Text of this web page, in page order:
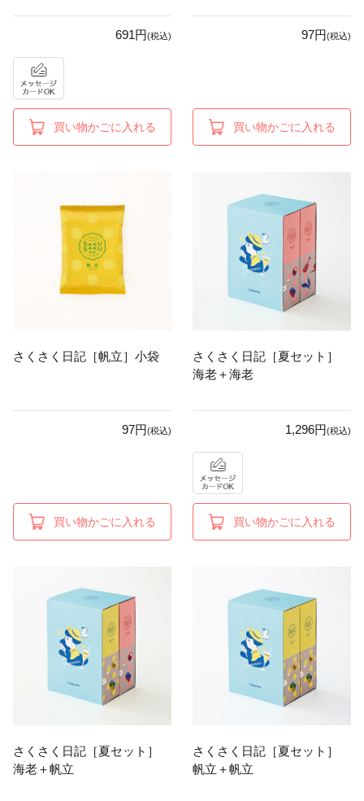
691円(税込)
買い物かごに入れる
97円(税込)
買い物かごに入れる
さくさく日記［帆立］小袋
97円(税込)
買い物かごに入れる
さくさく日記［夏セット］
海老＋海老
1,296円(税込)
買い物かごに入れる
さくさく日記［夏セット］
海老＋帆立
さくさく日記［夏セット］
帆立＋帆立